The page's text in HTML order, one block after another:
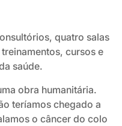
quatro salas
cursos e
saúde.
obra humanitária.
teríamos chegado a
o câncer do colo